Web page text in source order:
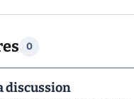
0
discussion